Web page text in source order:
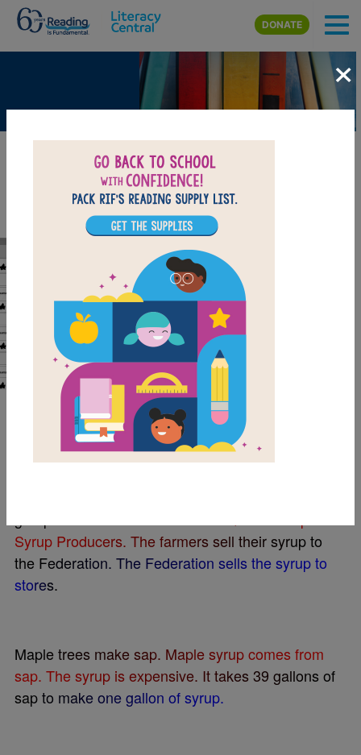
Skip to main content
DONATE
A Sweet Heist
BEELINE SETTINGS
Syrup Producers. Thefarmers sell theirsyrupto
the Federation. The Federation sells thesyrupto
stores.
Mapletrees makesap. Maplesyrupcomes from
sap. Thesyrup is expensive. Ittakes 39 gallons of
sapto makeonegallon ofsyrup.
×